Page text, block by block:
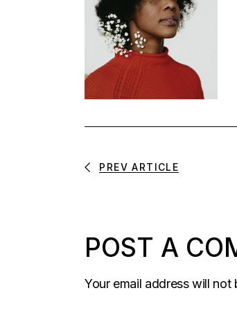
PREV ARTICLE
POST A
Your email address will not